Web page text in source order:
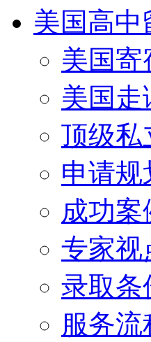
美国高中
美国寄
美国走
顶级私
申请规
成功案
专家视
录取条
服务流